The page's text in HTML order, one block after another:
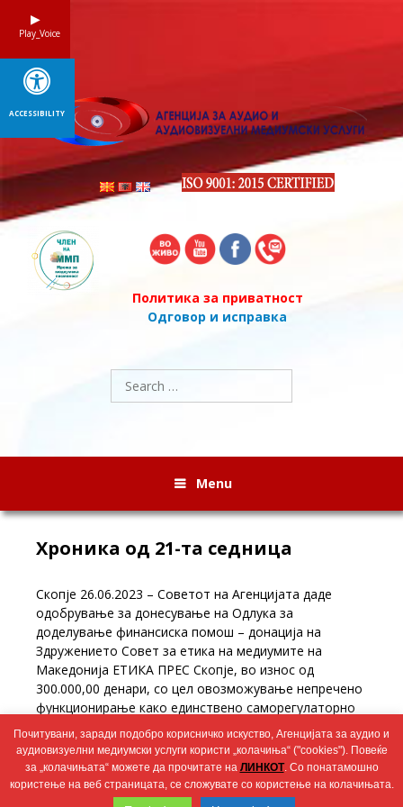
Политика за приватност
Одговор и исправка
Search
for:
Menu
Хроника од 21-та седница
Скопје 26.06.2023 – Советот на Агенцијата даде
одобрување за донесување на Одлука за
доделување финансиска помош – донација на
Здружението Совет за етика на медиумите на
Македонија ЕТИКА ПРЕС Скопје, во износ од
300.000,00 денари, со цел овозможување непречено
функционирање како единствено саморегулаторно
тело за медиумите во земјата, до почетокот на
проектите со Регионалната канцеларија на УНЕСКО
и Фондацијата Бланкуерна – Шпанија.
Почитувани, заради подобро корисничко искуство, Агенцијата за аудио и
аудиовизуелни медиумски услуги користи „колачиња“ ("cookies"). Повеќе
за „колачињата“ можете да прочитате на ЛИНКОТ. Со понатамошно
користење на веб страницата, се сложувате со користење на колачињата.
Play_Voice
ACCESSIBILITY